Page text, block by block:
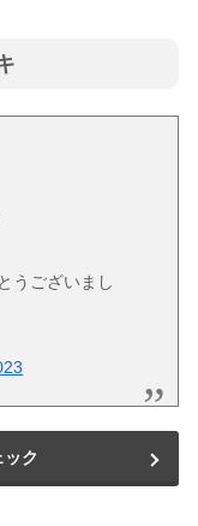
うございまし
ク